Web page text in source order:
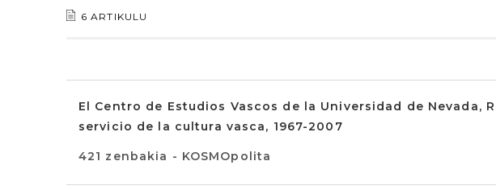
6 ARTIKULU
El Centro de Estudios Vascos de la Universidad de Nevada,
servicio de la cultura vasca, 1967-2007
421 zenbakia - KOSMOpolita